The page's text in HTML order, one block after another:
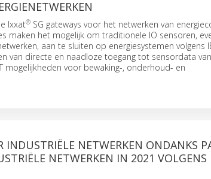
Ixxat®SG gateways voor het netwerken van
maken het mogelijk om traditionele IO sensoren,
aan te sluiten op energiesystemen volgens
van directe en naadloze toegang tot sensordata
mogelijkheden voor bewaking-, onderhoud- en
INDUSTRIËLE NETWERKEN ONDANKS
NETWERKEN IN 2021 VOLGENS